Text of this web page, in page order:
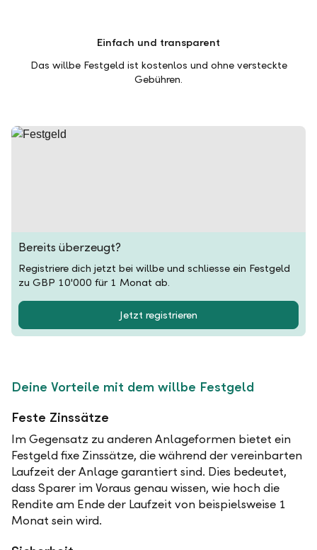
Einfach und transparent
Das willbe Festgeld ist kostenlos und ohne versteckte
Gebühren.
Bereits überzeugt?
Registriere dich jetzt bei willbe und schliesse ein Festgeld
zu GBP 10'000 für 1 Monat ab.
Jetzt registrieren
Deine Vorteile mit dem willbe Festgeld
Feste Zinssätze
Im Gegensatz zu anderen Anlageformen bietet ein
Festgeld fixe Zinssätze, die während der vereinbarten
Laufzeit der Anlage garantiert sind. Dies bedeutet,
dass Sparer im Voraus genau wissen, wie hoch die
Rendite am Ende der Laufzeit von beispielsweise 1
Monat sein wird.